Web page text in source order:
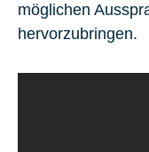
möglichen
hervorzubringen.